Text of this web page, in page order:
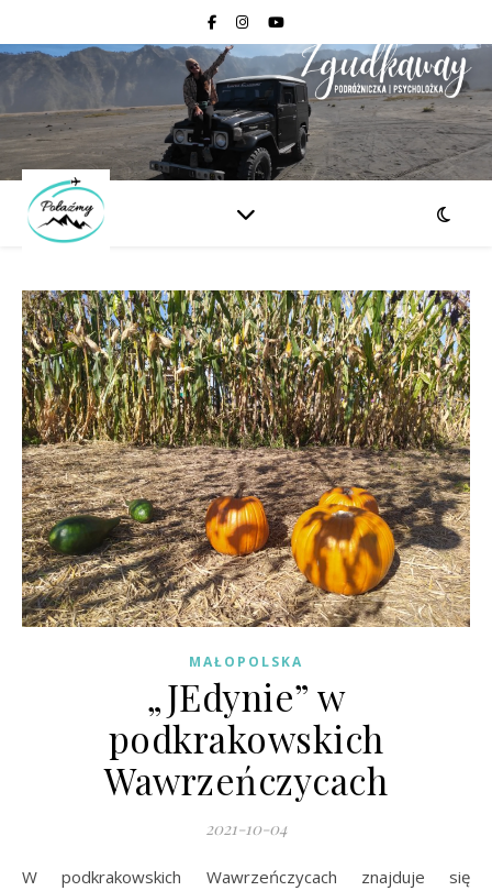
MAŁOPOLSKA
„JEdynie” w
podkrakowskich
Wawrzeńczycach
2021-10-04
W podkrakowskich Wawrzeńczycach znajduje się